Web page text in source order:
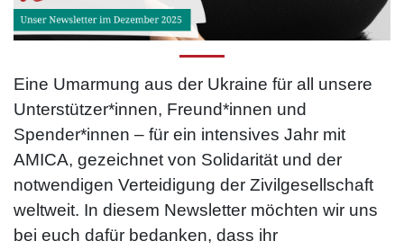
Eine Umarmung aus der Ukraine für all unsere
Unterstützer*innen, Freund*innen und
Spender*innen – für ein intensives Jahr mit
AMICA, gezeichnet von Solidarität und der
notwendigen Verteidigung der Zivilgesellschaft
weltweit. In diesem Newsletter möchten wir uns
bei euch dafür bedanken, dass ihr